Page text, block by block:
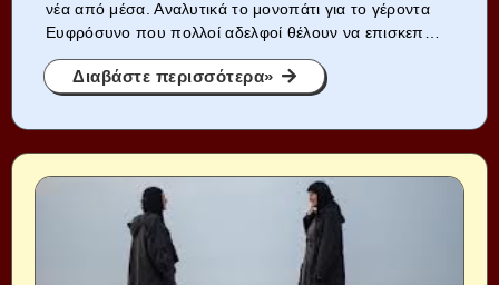
νέα από μέσα. Αναλυτικά το μονοπάτι για το γέροντα
Ευφρόσυνο που πολλοί αδελφοί θέλουν να επισκεπ…
Διαβάστε περισσότερα»